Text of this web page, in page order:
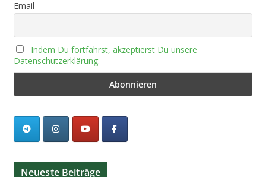
Email
Indem Du fortfährst, akzeptierst Du unsere
Datenschutzerklärung.
Neueste Beiträge